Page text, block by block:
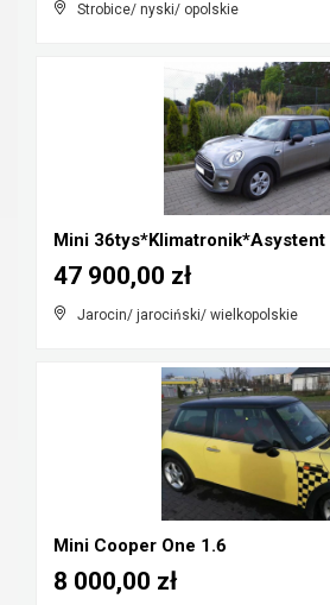
Strobice/ nyski/ opolskie
Jarocin/ jarociński/ wielkopolskie
47 900,00 zł
Mini Cooper One 1.6
8 000,00 zł